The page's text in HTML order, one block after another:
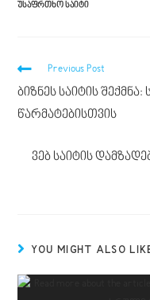
ᲣᲡᲐᲤᲠᲗᲮᲝ ᲡᲐᲘᲢᲘ
Previous Post
ბიზნეს საიტის
წარმატებისთვის
ვებ საიტის
YOU MIGHT ALSO